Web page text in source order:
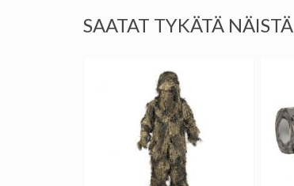
SAATAT TYKÄTÄ NÄISTÄ